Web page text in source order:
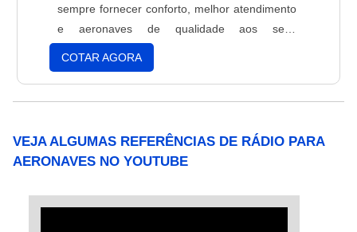
sempre fornecer conforto, melhor atendimento
e aeronaves de qualidade aos seus
clientes.Com o passar do tempo, a
manutenção de aeronaves se faz importante
para que o funcionamento continue em
momentos de v....
COTAR AGORA
VEJA ALGUMAS REFERÊNCIAS DE RÁDIO PARA
AERONAVES NO YOUTUBE